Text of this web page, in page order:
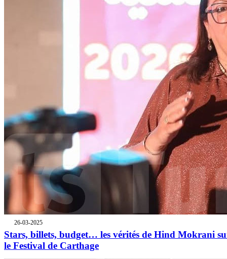
26-03-2025
Stars, billets, budget… les vérités de Hind Mokrani
le Festival de Carthage